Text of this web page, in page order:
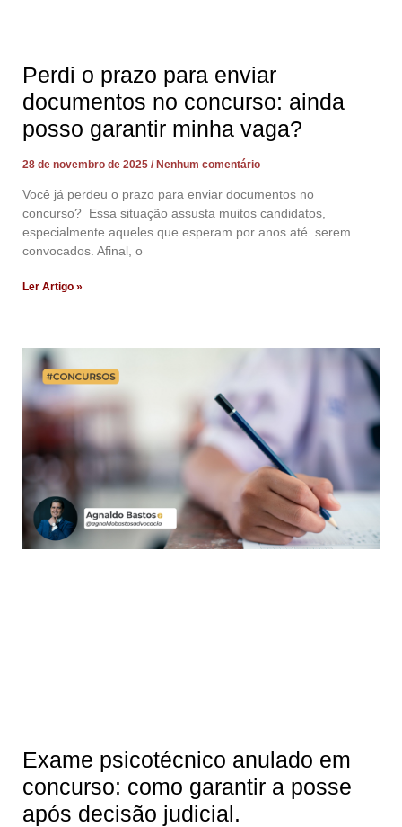
Perdi o prazo para enviar
documentos no concurso: ainda
posso garantir minha vaga?
28 de novembro de 2025 Nenhum comentário
Você já perdeu o prazo para enviar documentos no
concurso? Essa situação assusta muitos candidatos,
especialmente aqueles que esperam por anos até serem
convocados. Afinal, o
Ler Artigo »
Exame psicotécnico anulado em
concurso: como garantir a posse
após decisão judicial.